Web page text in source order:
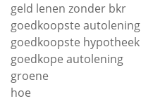
geld lenen zonder bkr
goedkoopste autolening
goedkoopste hypotheek
goedkope autolening
groene
hoe